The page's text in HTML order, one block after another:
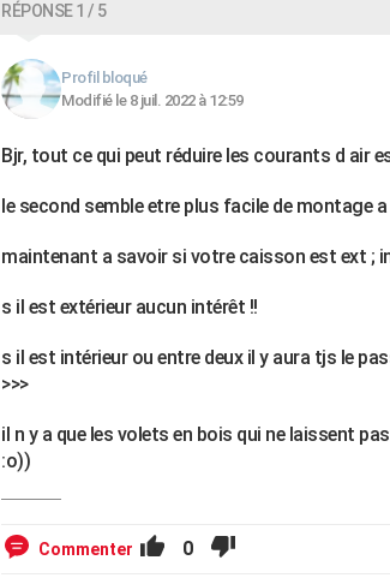
RÉPONSE 1 / 5
Profil bloqué
Modifié le 8 juil. 2022 à 12:59
Bjr, tout ce qui peut réduire les courants d air
le second semble etre plus facile de montage
maintenant a savoir si votre caisson est ext ;
s il est extérieur aucun intérêt !!
s il est intérieur ou entre deux il y aura tjs le
>>>
il n y a que les volets en bois qui ne laissent
:o))
Commenter 0